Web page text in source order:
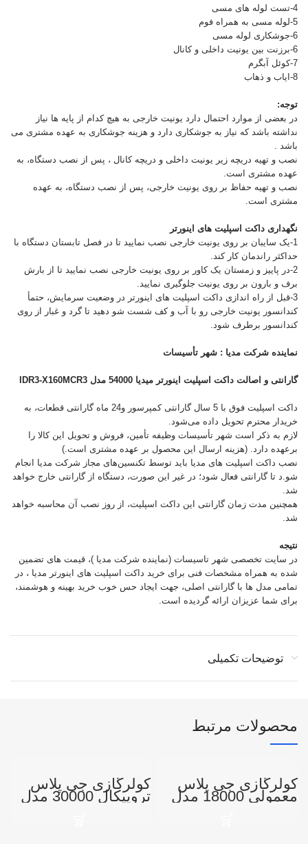
4-تست لوله های مسی
5-لوله مسی به همراه فوم
6-جوشکاری لوله مسی
6-برزنت بین یونیت داخلی و کانال
7-کوئل آبگرم
8-ایاب و ذهاب
توجه:
در بعضی از موارد احتمال دارد یونیت خارجی به هیچ کدام از پایه ها نیاز
نداشته باشد که نیاز به جوشکاری دارد و هزینه جوشکاری به عهده مشتری می
باشد .
نصب و تهیه دریچه زیر یونیت داخلی و دریچه کانال ، پس از نصب دستگاه، به
عهده مشتری است.
نصب و تهیه حفاظ بر روی یونیت خارجی، پس از نصب دستگاه، به عهده
مشتری است.
نگهداری داکت اسپلیت های اینورتر
1-یک سایبان بر روی یونیت خارجی نصب نمایید تا در فصل تابستان دستگاه با
حداکثر راندمان کار کند.
2-در پاییز و زمستان یک کاور بر روی یونیت خارجی نصب نمایید تا از بارش
برف و بارون بر روی یونیت جلوگیری نمایید.
3-قبل از راه اندازی داکت اسپلیت های اینورتر در وضعیت سرمایش، حتمأ
کندانسور یونیت خارجی رو با آب و کف شست شو دهید تا گرد و غبار از روی
کندانسور برطرف شود.
نماینده شرکت مدیا : شهر تأسیسات
گارانتی و اصالت داکت اسپلیت اینورتر میدیا 54000 مدل IDR3-X160MCR3
داکت اسپلیت فوق با 5 سال گارانتی کمپرسور و24 ماه گارانتی قطعات، به
خریدار محترم تحویل داده می‌شود.
لازم به ذکر است شهر تأسیسات وظیفه تأمین، فروش و تحویل این کالا را
برعهده دارد. (هزینه ارسال این محصول بر عهده مشتری است.)
نصب داکت اسپلیت های مدیا باید توسط تکنسین‌های مجاز شرکت مدیا انجام
شو.د تا گارانتی فعال شود؛ در غیر این صورت، دستگاه از گارانتی خارج خواهد
شد.
همچنین مدت زمان گارانتی این داکت اسپلیت، از روز نصب آن محاسبه خواهد
شد.
نتیجه
در سایت تخصصی شهر تاسیسات (نماینده شرکت مدیا )، قیمت های تضمین
شده به همراه مشخصات فنی برای خرید داکت اسپلیت های اینورتر مدیا ، در
تمامی مدل ها با گارانتی اصلی، جهت ایجاد حس خوب خرید بهینه و هوشمند،
برای شما عزیزان ارائه گردیده است.
توضیحات تکمیلی
محصولات مرتبط
کولرگازی جی پلاس
معمولی 18000 مدل
GAS-HF18M1
کولرگازی جی پلاس
تروپیکال 30000 مدل
GAC-HF30M3